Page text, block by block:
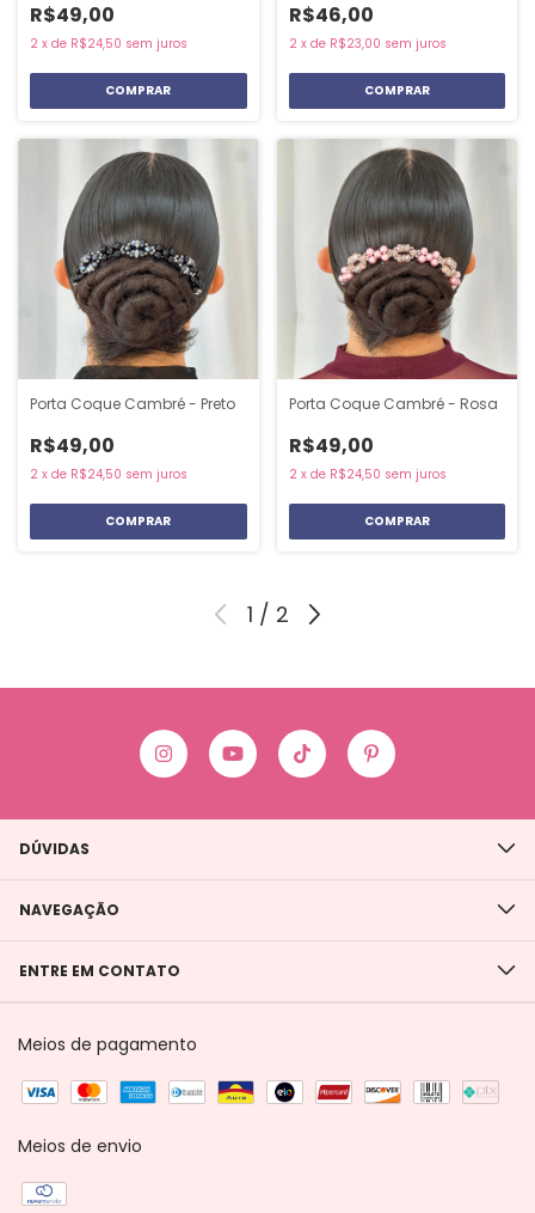
R$49,00
2 x de R$24,50 sem juros
R$46,00
2 x de R$23,00 sem juros
Porta Coque Cambré - Preto
R$49,00
2 x de R$24,50 sem juros
Porta Coque Cambré - Rosa
R$49,00
2 x de R$24,50 sem juros
1 / 2
DÚVIDAS
NAVEGAÇÃO
ENTRE EM CONTATO
Meios de pagamento
Meios de envio